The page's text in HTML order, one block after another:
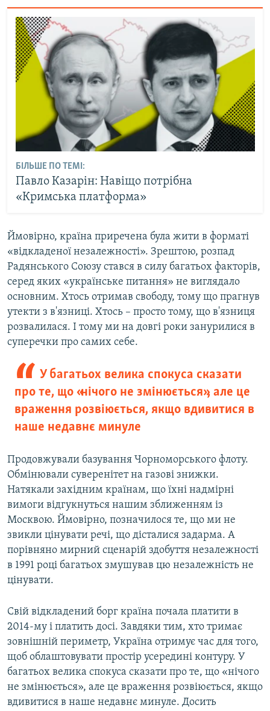
БІЛЬШЕ ПО ТЕМІ:
Павло Казарін: Навіщо потрібна
«Кримська платформа»
Ймовірно, країна приречена була жити в форматі
«відкладеної незалежності». Зрештою, розпад
Радянського Союзу стався в силу багатьох факторів,
серед яких «українське питання» не виглядало
основним. Хтось отримав свободу, тому що прагнув
утекти з в'язниці. Хтось – просто тому, що в'язниця
розвалилася. І тому ми на довгі роки занурилися в
суперечки про самих себе.
У багатьох велика спокуса сказати
про те, що «нічого не змінюється», але це
враження розвіюється, якщо вдивитися в
наше недавнє минуле
Продовжували базування Чорноморського флоту.
Обмінювали суверенітет на газові знижки.
Натякали західним країнам, що їхні надмірні
вимоги відгукнуться нашим зближенням із
Москвою. Ймовірно, позначилося те, що ми не
звикли цінувати речі, що дісталися задарма. А
порівняно мирний сценарій здобуття незалежності
в 1991 році багатьох змушував цю незалежність не
цінувати.
Свій відкладений борг країна почала платити в
2014-му і платить досі. Завдяки тим, хто тримає
зовнішній периметр, Україна отримує час для того,
щоб облаштовувати простір усередині контуру. У
багатьох велика спокуса сказати про те, що «нічого
не змінюється», але це враження розвіюється, якщо
вдивитися в наше недавнє минуле. Досить